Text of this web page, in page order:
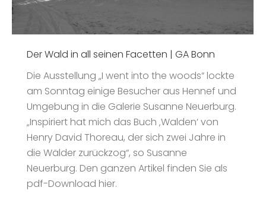
Der Wald in all seinen Facetten | GA Bonn
Die Ausstellung „I went into the woods“ lockte
am Sonntag einige Besucher aus Hennef und
Umgebung in die Galerie Susanne Neuerburg.
„Inspiriert hat mich das Buch ‚Walden‘ von
Henry David Thoreau, der sich zwei Jahre in
die Wälder zurückzog“, so Susanne
Neuerburg. Den ganzen Artikel finden Sie als
pdf-Download hier.